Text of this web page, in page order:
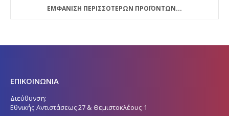
ΕΜΦΑΝΙΣΗ ΠΕΡΙΣΣΟΤΕΡΩΝ ΠΡΟΪΟΝΤΩΝ...
ΕΠΙΚΟΙΝΩΝΙΑ
Διεύθυνση:
Εθνικής Αντιστάσεως 27 & Θεμιστοκλέους 1